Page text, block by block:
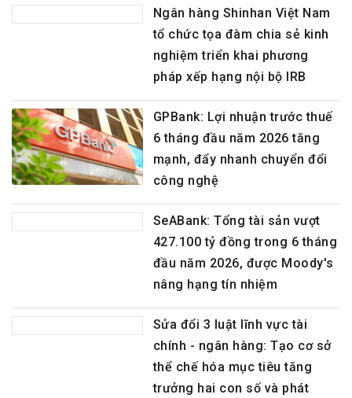
Ngân hàng Shinhan Việt Nam
tổ chức tọa đàm chia sẻ kinh
nghiệm triển khai phương
pháp xếp hạng nội bộ IRB
GPBank: Lợi nhuận trước thuế
6 tháng đầu năm 2026 tăng
mạnh, đẩy nhanh chuyển đổi
công nghệ
SeABank: Tổng tài sản vượt
427.100 tỷ đồng trong 6 tháng
đầu năm 2026, được Moody's
nâng hạng tín nhiệm
Sửa đổi 3 luật lĩnh vực tài
chính - ngân hàng: Tạo cơ sở
thể chế hóa mục tiêu tăng
trưởng hai con số và phát